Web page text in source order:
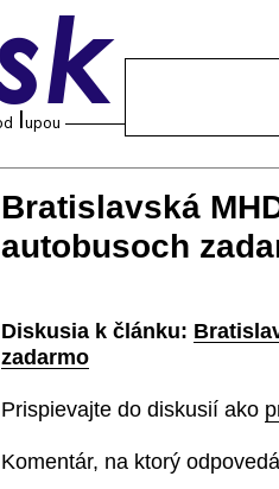
Bratislavská
autobusoch
Diskusia k článku:
zadarmo
Prispievajte do diskusií ako
Komentár, na ktorý